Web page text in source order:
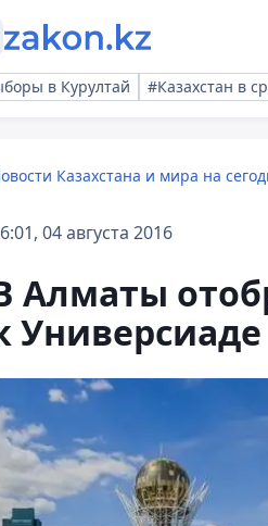
в Курултай #Казахстан в
Казахстана и мира на
04 августа 2016
Алматы
Универсиаде